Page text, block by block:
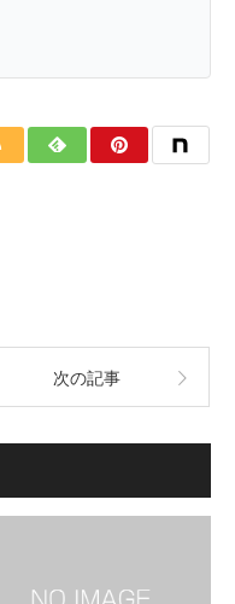
次の記事